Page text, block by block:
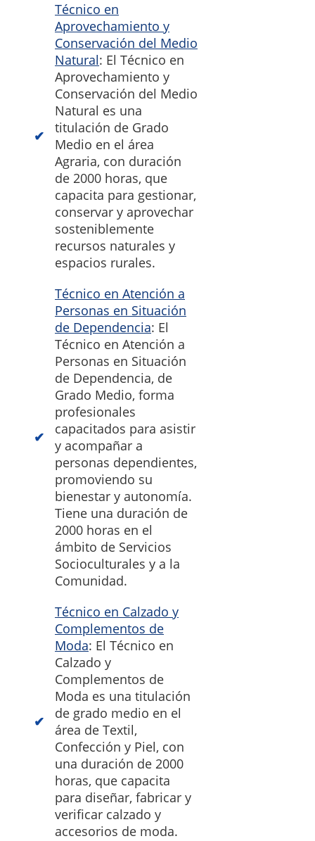
Técnico en
Aprovechamiento y
Conservación del Medio
Natural: El Técnico en
Aprovechamiento y
Conservación del Medio
Natural es una
titulación de Grado
Medio en el área
Agraria, con duración
de 2000 horas, que
capacita para gestionar,
conservar y aprovechar
sosteniblemente
recursos naturales y
espacios rurales.
Técnico en Atención a
Personas en Situación
de Dependencia: El
Técnico en Atención a
Personas en Situación
de Dependencia, de
Grado Medio, forma
profesionales
capacitados para asistir
y acompañar a
personas dependientes,
promoviendo su
bienestar y autonomía.
Tiene una duración de
2000 horas en el
ámbito de Servicios
Socioculturales y a la
Comunidad.
Técnico en Calzado y
Complementos de
Moda: El Técnico en
Calzado y
Complementos de
Moda es una titulación
de grado medio en el
área de Textil,
Confección y Piel, con
una duración de 2000
horas, que capacita
para diseñar, fabricar y
verificar calzado y
accesorios de moda.